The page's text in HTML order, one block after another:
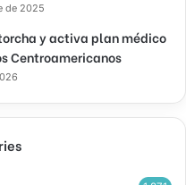
de 2025
y activa plan médico
Centroamericanos